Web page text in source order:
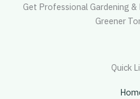
Get Professional Gardening &
Greener
Quick